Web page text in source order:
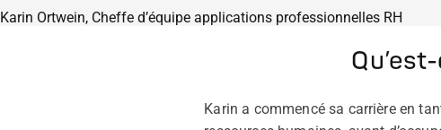
Karin Ortwein, Cheffe d’équipe applications professionnelles RH
Karin a commencé sa carrière en